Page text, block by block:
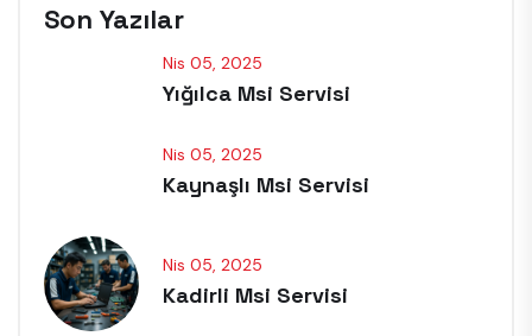
Son Yazılar
Nis 05, 2025
Yığılca Msi Servisi
Nis 05, 2025
Kaynaşlı Msi Servisi
Nis 05, 2025
Kadirli Msi Servisi